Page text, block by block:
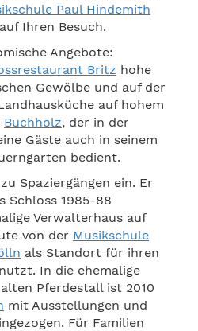
Paul Hindemith
Ihren Besuch.
Angebote:
Britz hohe
Gewölbe und auf der
auf hohem
Buchholz, der in der
Gäste auch in seinem
bedient.
Spaziergängen ein. Er
Schloss 1985-88
Verwalterhaus auf
von der Musikschule
als Standort für ihren
In die ehemalige
Pferdestall ist 2010
mit Ausstellungen und
Für Familien